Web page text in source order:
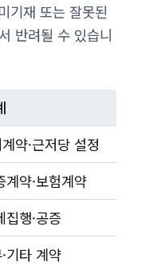
기재 또는 잘못된
반려될 수 있습니
약·근저당 설정
계약·보험계약
집행·공증
기타 계약